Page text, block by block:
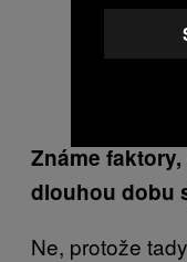
Známe
dlouhou dobu
Ne, protože